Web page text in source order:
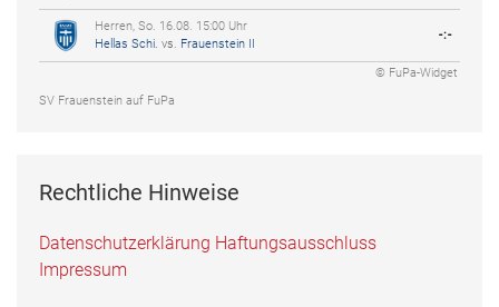
Herren, So. 16.08. 15:00 Uhr
Hellas Schi. vs. Frauenstein II
-:-
© FuPa-Widget
SV Frauenstein auf FuPa
Rechtliche Hinweise
Datenschutzerklärung Haftungsausschluss
Impressum